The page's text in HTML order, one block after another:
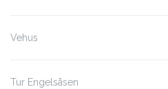
Vehus
Tur Engelsåsen